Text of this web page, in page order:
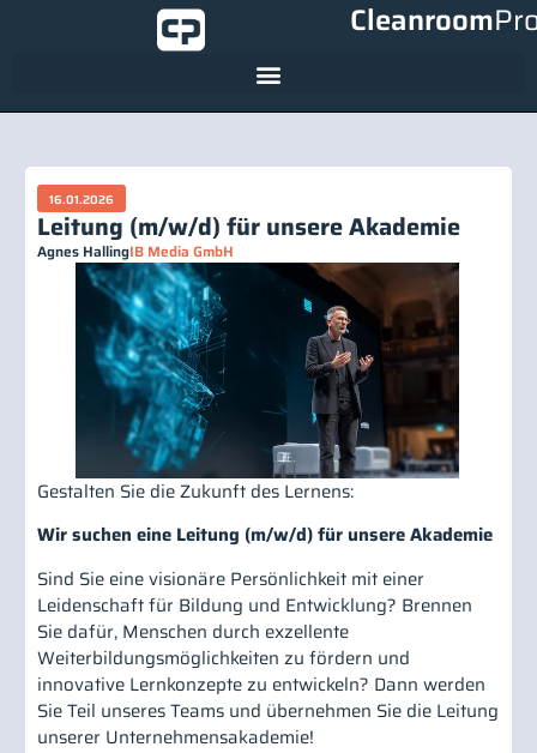
Cleanroom
16.01.2026
Leitung (m/w/d) für unsere Akademie
Agnes HallingIB Media GmbH
Gestalten Sie die Zukunft des Lernens:
Wir suchen eine Leitung (m/w/d) für unsere Akademie
Sind Sie eine visionäre Persönlichkeit mit einer
Leidenschaft für Bildung und Entwicklung? Brennen
Sie dafür, Menschen durch exzellente
Weiterbildungsmöglichkeiten zu fördern und
innovative Lernkonzepte zu entwickeln? Dann werden
Sie Teil unseres Teams und übernehmen Sie die Leitung
unserer Unternehmensakademie!